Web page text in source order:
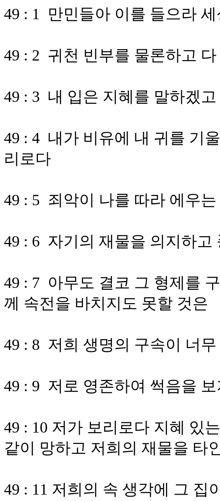
49 : 1 만민들아 이를 들으라
49 : 2 귀천 빈부를 물론하고
49 : 3 내 입은 지혜를 말하겠
49 : 4 내가 비유에 내 귀를 기
리로다
49 : 5 죄악이 나를 따라 에우
49 : 6 자기의 재물을 의지하고
49 : 7 아무도 결코 그 형제를
께 속전을 바치지도 못할 것은
49 : 8 저희 생명의 구속이 너
49 : 9 저로 영존하여 썩음을
49 : 10 저가 보리로다 지혜 있
같이 망하고 저희의 재물을 타
49 : 11 저희의 속 생각에 그 집